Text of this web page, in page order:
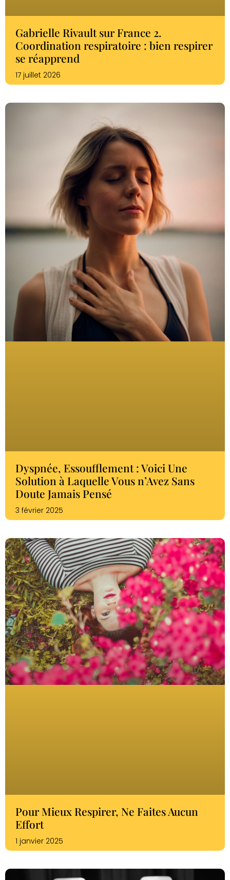
Gabrielle Rivault sur France 2.
Coordination respiratoire : bien respirer
se réapprend
17 juillet 2026
Dyspnée, Essoufflement : Voici Une
Solution à Laquelle Vous n’Avez Sans
Doute Jamais Pensé
3 février 2025
Pour Mieux Respirer, Ne Faites Aucun
Effort
1 janvier 2025